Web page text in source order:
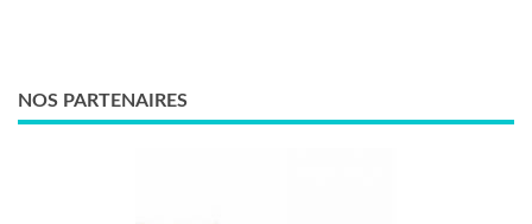
NOS PARTENAIRES